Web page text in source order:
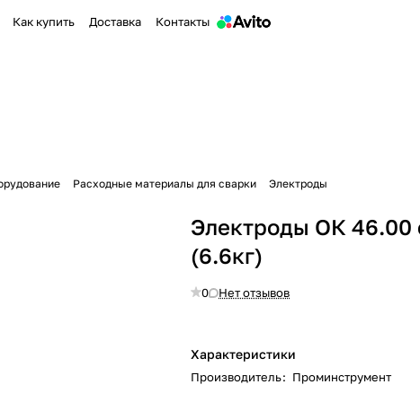
Как купить Доставка Контакты
Расходные материалы для сварки Электроды
Электроды ОК 46.00
(6.6кг)
0 Нет отзывов
Характеристики
Производитель: Проминструмент